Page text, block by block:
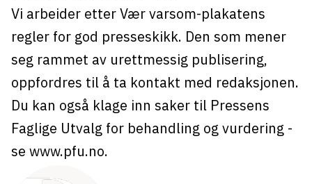
Vi arbeider etter Vær varsom-plakatens
regler for god presseskikk. Den som mener
seg rammet av urettmessig publisering,
oppfordres til å ta kontakt med redaksjonen.
Du kan også klage inn saker til Pressens
Faglige Utvalg for behandling og vurdering -
se www.pfu.no.